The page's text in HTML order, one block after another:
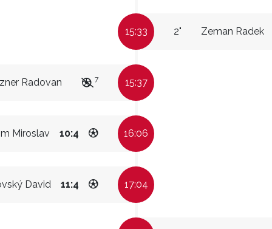
15:33 Zeman Radek
2"
Radovan 7 15:37
Miroslav 10:4 16:06
David 11:4 17:04